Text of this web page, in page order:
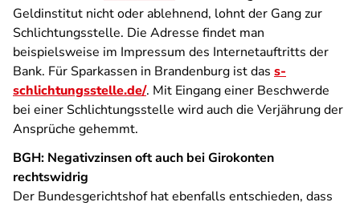
Geldinstitut nicht oder ablehnend, lohnt der Gang zur
Schlichtungsstelle. Die Adresse findet man
beispielsweise im Impressum des Internetauftritts der
Bank. Für Sparkassen in Brandenburg ist das s-
schlichtungsstelle.de/. Mit Eingang einer Beschwerde
bei einer Schlichtungsstelle wird auch die Verjährung der
Ansprüche gehemmt.
BGH: Negativzinsen oft auch bei Girokonten
rechtswidrig
Der Bundesgerichtshof hat ebenfalls entschieden, dass